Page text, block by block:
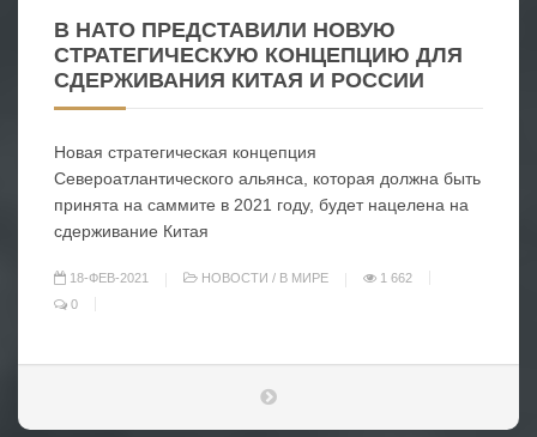
В НАТО ПРЕДСТАВИЛИ НОВУЮ
СТРАТЕГИЧЕСКУЮ КОНЦЕПЦИЮ ДЛЯ
СДЕРЖИВАНИЯ КИТАЯ И РОССИИ
Новая стратегическая концепция
Североатлантического альянса, которая должна быть
принята на саммите в 2021 году, будет нацелена на
сдерживание Китая
18-ФЕВ-2021 НОВОСТИ / В МИРЕ
1 662
0